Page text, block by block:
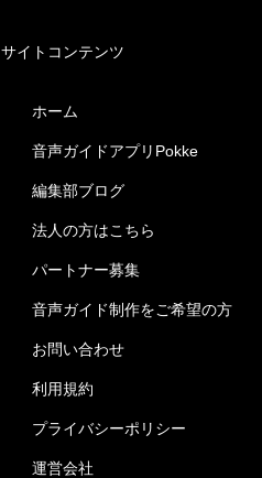
サイトコンテンツ
ホーム
音声ガイドアプリPokke
編集部ブログ
法人の方はこちら
パートナー募集
音声ガイド制作をご希望の方
お問い合わせ
利用規約
プライバシーポリシー
運営会社